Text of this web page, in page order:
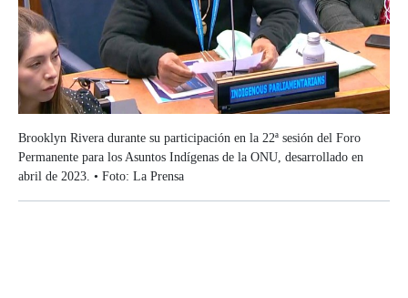
Brooklyn Rivera durante su participación en la 22ª sesión del Foro
Permanente para los Asuntos Indígenas de la ONU, desarrollado en
abril de 2023. • Foto: La Prensa